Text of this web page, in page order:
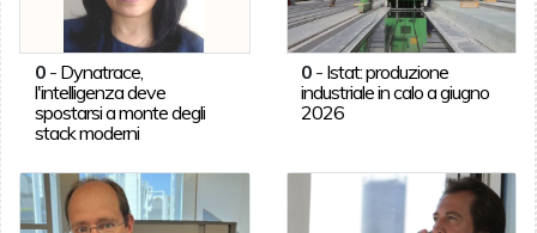
0- Dynatrace,
l'intelligenza deve
spostarsi a monte degli
stack moderni
0 - Istat: produzione
industriale in calo a giugno
2026